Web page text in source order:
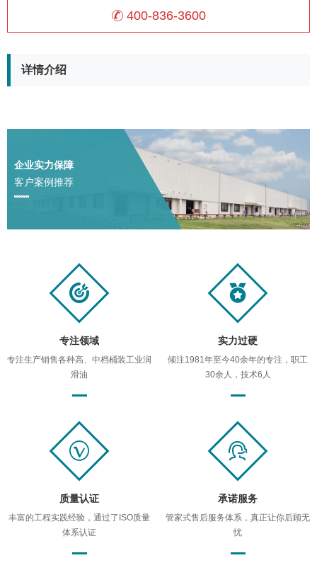
400-836-3600
详情介绍
企业实力保障
客户案例推荐
专注领域
专注生产销售各种高、中档桶装工业润
滑油
实力过硬
倾注1981年至今40余年的专注，职工
30余人，技术6人
质量认证
丰富的工程实践经验，通过了ISO质量
体系认证
承诺服务
管家式售后服务体系，真正让你后顾无
忧